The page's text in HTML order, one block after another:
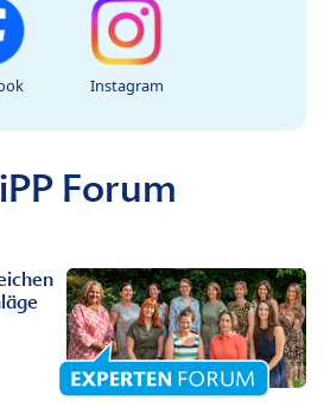
Instagram
Forum